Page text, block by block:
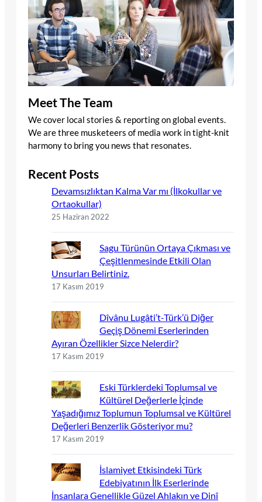
Meet The Team
We cover local stories & reporting on global events.
We are three musketeers of media work in tight-knit
harmony to bring you news that resonates.
Recent Posts
Devamsızlıktan Kalma Var mı (İlkokullar ve
Ortaokullar)
25 Haziran 2022
Sagu Türünün Ortaya Çıkması ve
Çeşitlenmesinde Etkili Olan
Unsurları Belirtiniz.
17 Kasım 2019
Dîvânu Lugâti’t-Türk’ü Diğer
Geçiş Dönemi Eserlerinden
Ayıran Özellikler Sizce Nelerdir?
17 Kasım 2019
Eski Türklerdeki Toplumsal ve
Kültürel Değerlerle İçinde
Yaşadığımız Toplumun Toplumsal ve Kültürel
Değerleri Benzerlik Gösteriyor mu?
17 Kasım 2019
İslamiyet Etkisindeki Türk
Edebiyatının İlk Eserlerinde
İnsanlara Genellikle Güzel Ahlakın ve Dinî